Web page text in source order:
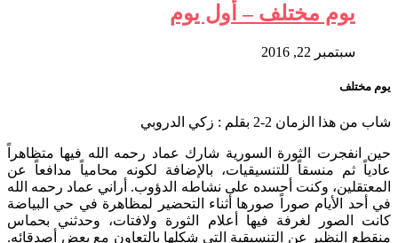
يوم مختلف – أول يوم
سبتمبر 22, 2016
يوم مختلف
شاب من هذا الزمان 2-2 بقلم : زكي الدروبي
حين انفجرت الثورة السورية شارك عماد رحمه الله فيها متظاهراً
عادياً ثم منسقاً للتنسيقيات، بالإضافة لكونه محامياً مدافعاً عن
المعتقلين، وكنت أحسده على نشاطه الدؤوب. أراني عماد رحمه الله
في أحد الأيام صوراً صورها أثناء التحضير لمظاهرة في حي البياضة
كانت الصور لغرفة فيها أعلام الثورة ولافتات، وحدثني بحماس
منقطع النظير عن التنسيقية التي شكلها بالتعاون مع بعض أصدقائه.